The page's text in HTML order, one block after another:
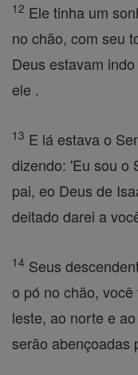
12 Ele tinha um
no chão, com seu
Deus estavam
ele .
13 E lá estava o
dizendo: 'Eu sou o
pai, eo Deus de
deitado darei a
14 Seus
o pó no chão,
leste, ao norte e
serão abençoadas